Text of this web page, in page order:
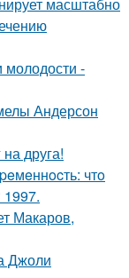
масштабно
молодости -
Андерсон
друга!
чтo
Макаров,
Джоли